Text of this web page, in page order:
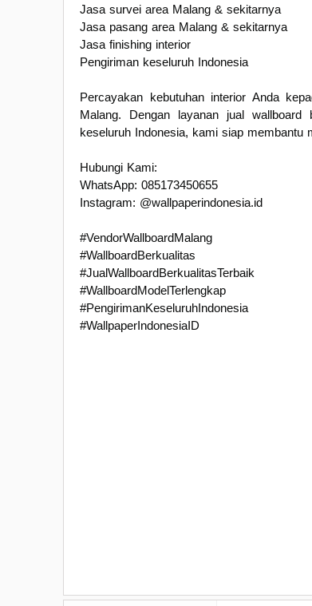
Jasa survei area Malang & sekitarnya
Jasa pasang area Malang & sekitarnya
Jasa finishing interior
Pengiriman keseluruh Indonesia
Percayakan kebutuhan interior Anda
Malang. Dengan layanan jual wallboard
keseluruh Indonesia, kami siap membantu
Hubungi Kami:
WhatsApp: 085173450655
Instagram: @wallpaperindonesia.id
#VendorWallboardMalang
#WallboardBerkualitas
#JualWallboardBerkualitasTerbaik
#WallboardModelTerlengkap
#PengirimanKeseluruhIndonesia
#WallpaperIndonesiaID